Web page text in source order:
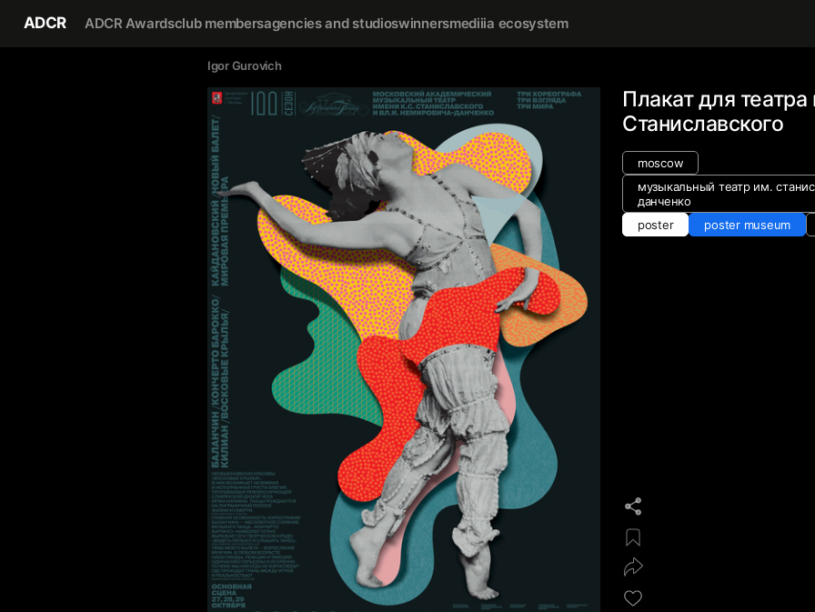
ADCR ADCR Awardsclub membersagencies and studioswinnersmediiia ecosystem
Igor Gurovich
Плакат для
Станиславского
moscow
музыкальный театр им.
данченко
poster
poster museum